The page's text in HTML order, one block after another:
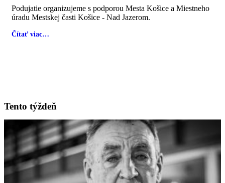
Podujatie organizujeme s podporou Mesta Košice a Miestneho
úradu Mestskej časti Košice - Nad Jazerom.
Čítať viac…
Tento týždeň